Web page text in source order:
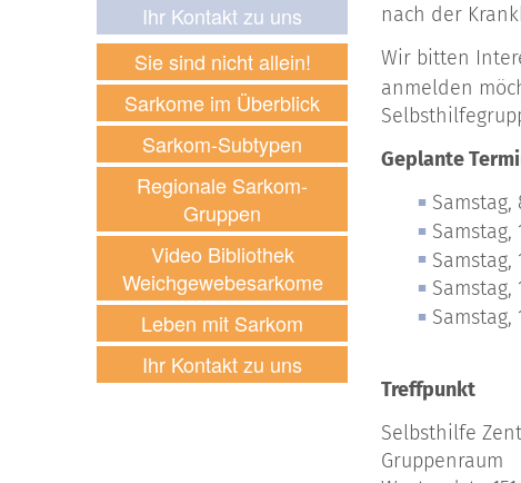
Ihr Kontakt zu uns
Sie sind nicht allein!
Sarkome im Überblick
Sarkom-Subtypen
Regionale Sarkom-
Gruppen
Video Bibliothek
Weichgewebesarkome
Leben mit Sarkom
Ihr Kontakt zu uns
nach der
Wir bitten
anmelden
Geplante
Samstag,
Samstag,
Samstag,
Samstag,
Samstag,
Treffpunkt
Selbsthilfe
Gruppenraum